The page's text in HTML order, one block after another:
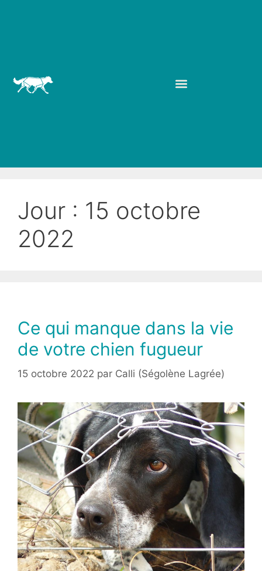
Jour : 15 octobre
2022
Ce qui manque dans la vie
de votre chien fugueur
15 octobre 2022 par Calli (Ségolène Lagrée)